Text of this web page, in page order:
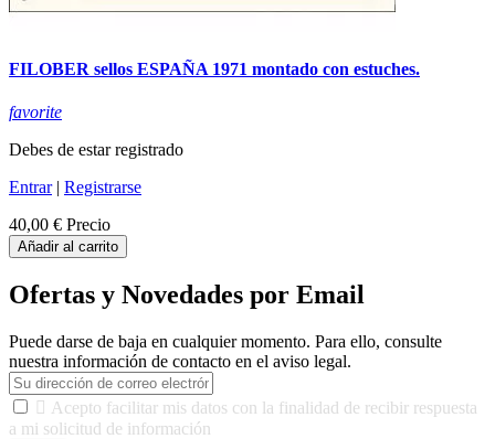
FILOBER sellos ESPAÑA 1971 montado con estuches.
favorite
Debes de estar registrado
Entrar| Registrarse
40,00 € Precio
Añadir al carrito
Ofertas y Novedades por Email
Puede darse de baja en cualquier momento. Para ello, consulte
nuestra información de contacto en el aviso legal.
 Acepto facilitar mis datos con la finalidad de recibir respuesta
a mi solicitud de información